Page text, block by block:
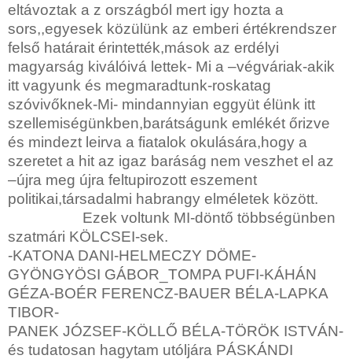
eltávoztak a z országból mert igy hozta a
sors,,egyesek közülünk az emberi értékrendszer
felső határait érintették,mások az erdélyi
magyarság kiválóivá lettek- Mi a –végváriak-akik
itt vagyunk és megmaradtunk-roskatag
szóvivőknek-Mi- mindannyian eggyüt élünk itt
szellemiségünkben,barátságunk emlékét őrizve
és mindezt leirva a fiatalok okulására,hogy a
szeretet a hit az igaz baráság nem veszhet el az
–újra meg újra feltupirozott eszement
politikai,társadalmi habrangy elméletek között.
Ezek voltunk MI-döntő többségünben
szatmári KÖLCSEI-sek.
-KATONA DANI-HELMECZY DÖME-
GYÖNGYÖSI GÁBOR_TOMPA PUFI-KÁHÁN
GÉZA-BOÉR FERENCZ-BAUER BÉLA-LAPKA
TIBOR-
PANEK JÓZSEF-KÖLLŐ BÉLA-TÖRÖK ISTVÁN-
és tudatosan hagytam utóljára PÁSKÁNDI